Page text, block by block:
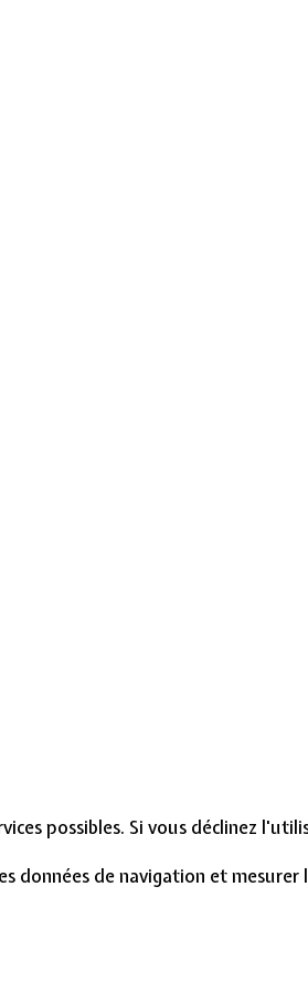
possibles. Si vous déclinez
données de navigation et